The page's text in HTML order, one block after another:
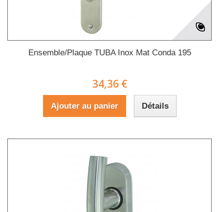
Ensemble/Plaque TUBA Inox Mat Conda 195
34,36 €
Ajouter au panier Détails